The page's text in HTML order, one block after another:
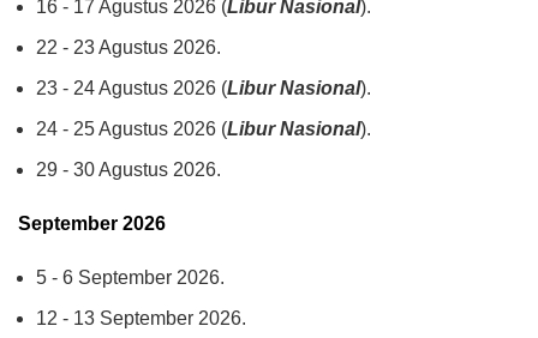
16 - 17 Agustus 2026 (Libur Nasional).
22 - 23 Agustus 2026.
23 - 24 Agustus 2026 (Libur Nasional).
24 - 25 Agustus 2026 (Libur Nasional).
29 - 30 Agustus 2026.
September 2026
5 - 6 September 2026.
12 - 13 September 2026.